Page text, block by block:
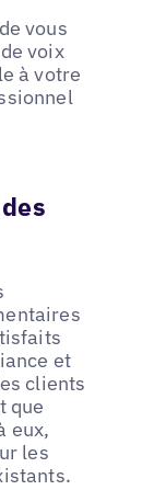
vous
voix
à votre
et
clients
que
eux,
les